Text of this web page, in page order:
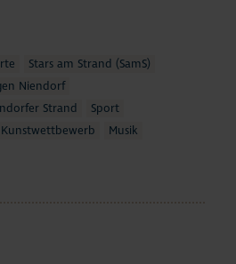
Stars am Strand (SamS)
Niendorf
Strand
Sport
Kunstwettbewerb
Musik